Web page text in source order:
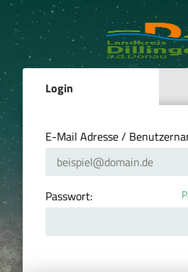
Login
E-Mail Adresse /
Passwort: